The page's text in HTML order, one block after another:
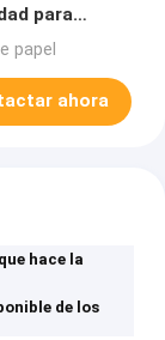
para
papel
ahora
hace la
de los